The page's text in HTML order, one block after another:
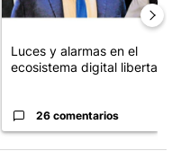
Luces y alarmas en el
ecosistema digital libertario
26 comentarios